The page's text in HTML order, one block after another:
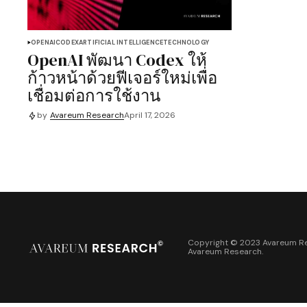
OPENAICODEXARTIFICIAL INTELLIGENCETECHNOLOGY
OpenAI พัฒนา Codex ให้
ก้าวหน้าด้วยฟีเจอร์ใหม่เพื่อ
เชื่อมต่อการใช้งาน
by Avareum ResearchApril 17, 2026
Copyright © 2023 Avareum
Avareum Research.